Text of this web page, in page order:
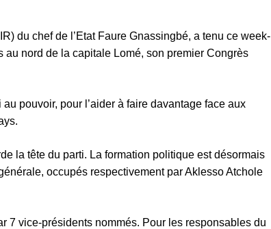
du chef de l’Etat Faure Gnassingbé, a tenu ce week-
nord de la capitale Lomé, son premier Congrès
pouvoir, pour l’aider à faire davantage face aux
la tête du parti. La formation politique est désormais
occupés respectivement par Aklesso Atchole
7 vice-présidents nommés. Pour les responsables du